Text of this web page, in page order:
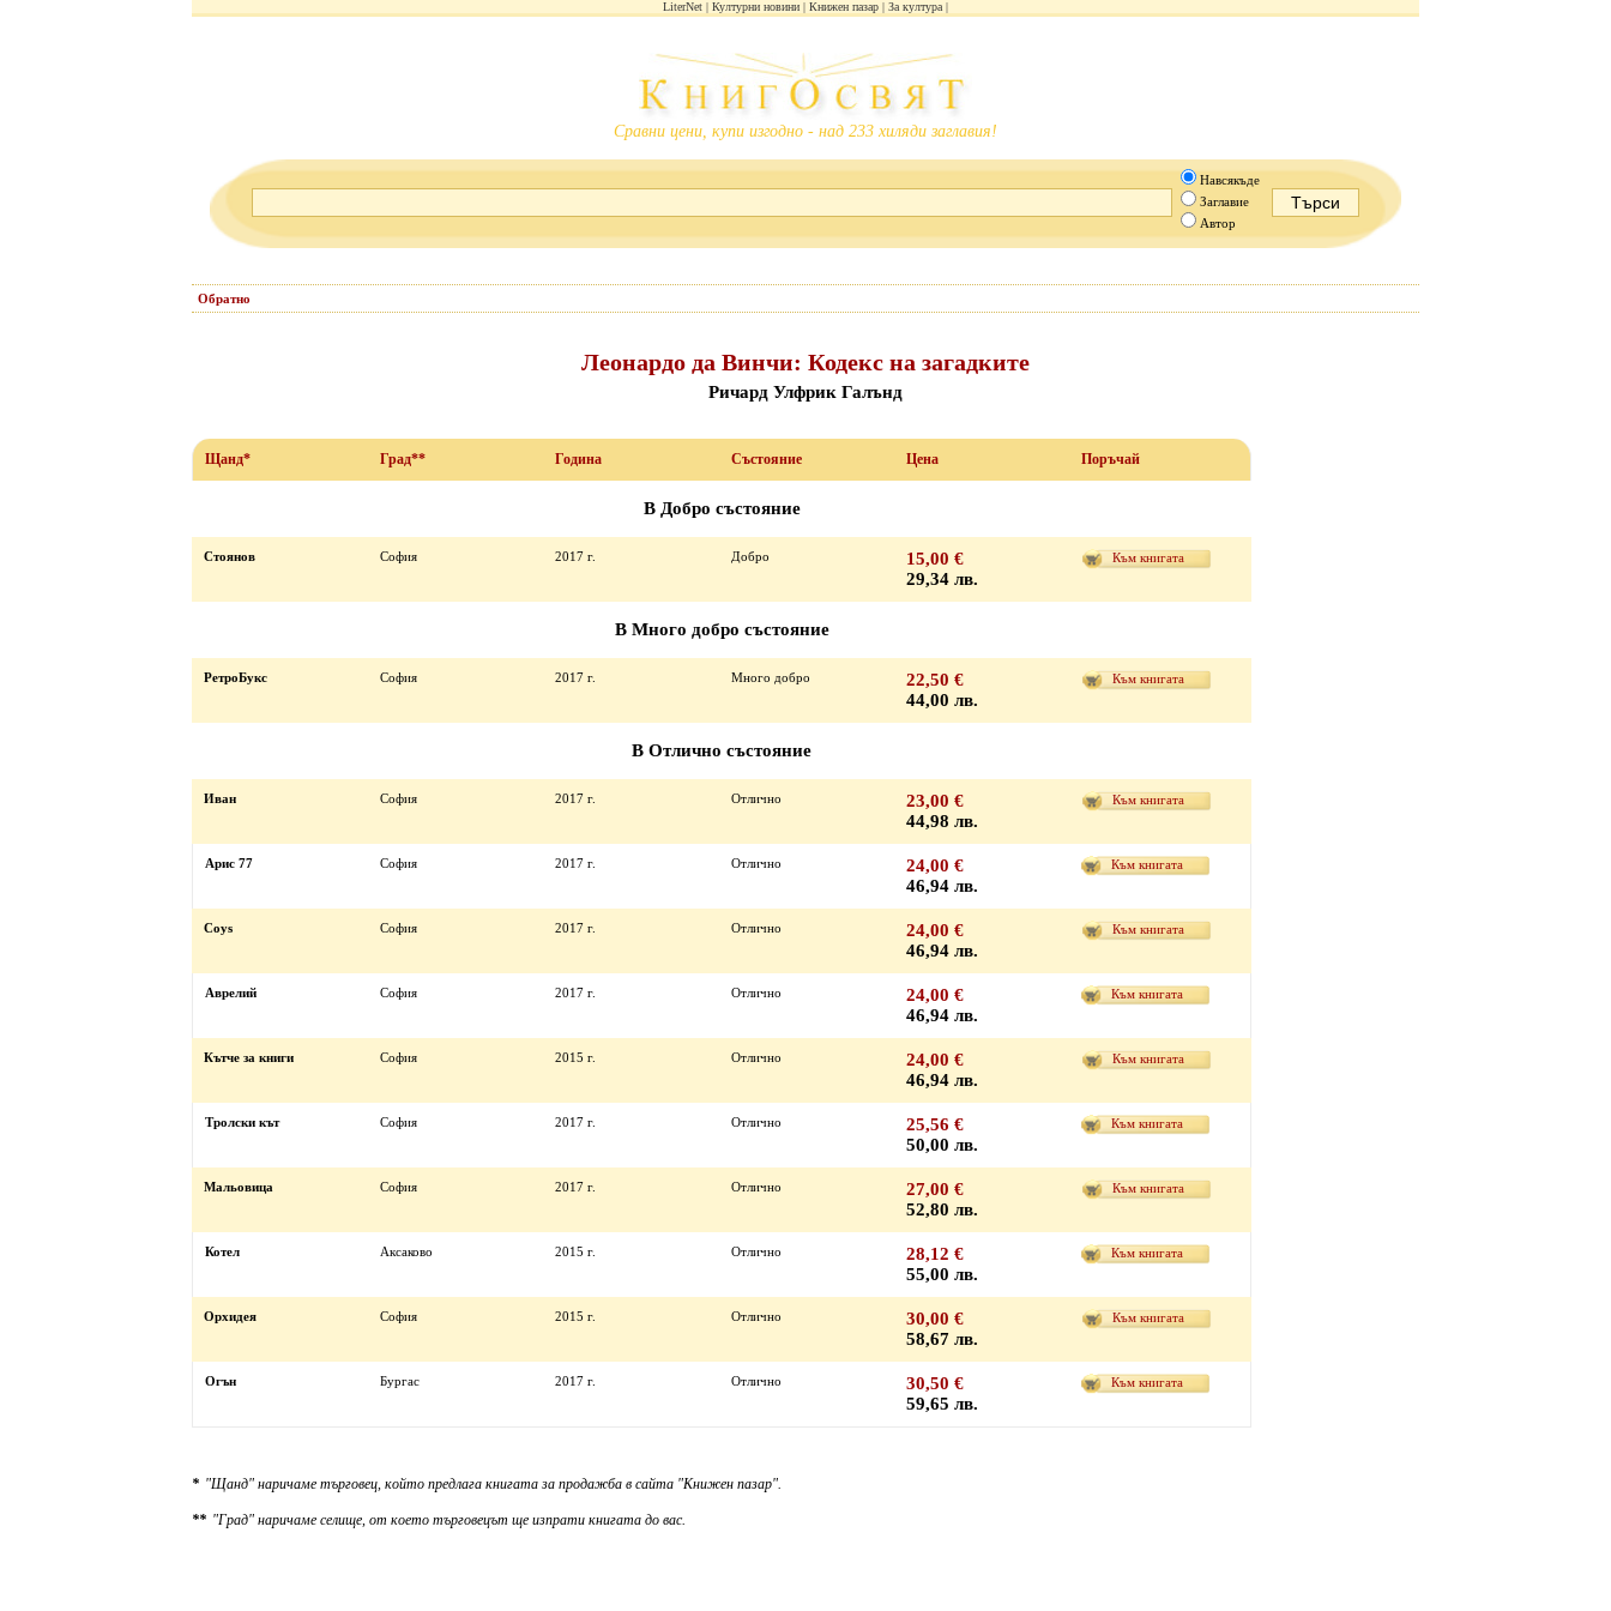
LiterNet Културни новини Книжен пазар За култура
Сравни цени, купи изгодно - над 233 хиляди заглавия!
Навсякъде
Заглавие
Автор
Обратно
Леонардо да Винчи: Кодекс на загадките
Ричард Улфрик Галънд
Щанд* Град** Година Състояние Цена Поръчай
В Добро състояние
Стоянов София 2017 г. Добро
15,00 €
29,34 лв.
Към книгата
В Много добро състояние
РетроБукс София 2017 г. Много добро
22,50 €
44,00 лв.
Към книгата
В Отлично състояние
Иван София 2017 г. Отлично
23,00 €
44,98 лв.
Към книгата
Арис 77 София 2017 г. Отлично
24,00 €
46,94 лв.
Към книгата
Coys София 2017 г. Отлично
24,00 €
46,94 лв.
Към книгата
Аврелий София 2017 г. Отлично
24,00 €
46,94 лв.
Към книгата
Кътче за книги София 2015 г. Отлично
24,00 €
46,94 лв.
Към книгата
Тролски кът София 2017 г. Отлично
25,56 €
50,00 лв.
Към книгата
Мальовица София 2017 г. Отлично
27,00 €
52,80 лв.
Към книгата
Котел Аксаково 2015 г. Отлично
28,12 €
55,00 лв.
Към книгата
Орхидея София 2015 г. Отлично
30,00 €
58,67 лв.
Към книгата
Огън Бургас 2017 г. Отлично
30,50 €
59,65 лв.
Към книгата
* "Щанд" наричаме търговец, който предлага книгата за продажба в сайта "Книжен пазар".
** "Град" наричаме селище, от което търговецът ще изпрати книгата до вас.